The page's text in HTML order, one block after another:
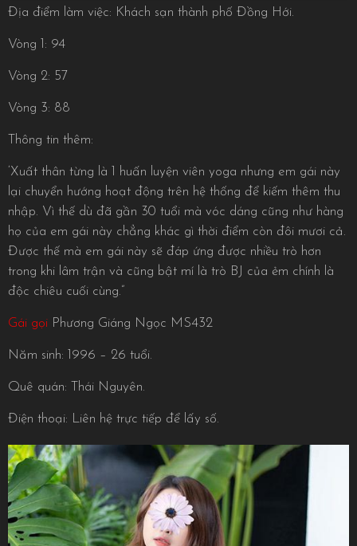
Địa điểm làm việc: Khách sạn thành phố Đồng Hới.
Vòng 1: 94
Vòng 2: 57
Vòng 3: 88
Thông tin thêm:
‘Xuất thân từng là 1 huấn luyện viên yoga nhưng em gái này
lại chuyển hướng hoạt động trên hệ thống để kiếm thêm thu
nhập. Vì thế dù đã gần 30 tuổi mà vóc dáng cũng như hàng
họ của em gái này chẳng khác gì thời điểm còn đôi mươi cả.
Được thế mà em gái này sẽ đáp ứng được nhiều trò hơn
trong khi lâm trận và cũng bật mí là trò BJ của ẻm chính là
độc chiêu cuối cùng.”
Gái gọi Phương Giáng Ngọc MS432
Năm sinh: 1996 – 26 tuổi.
Quê quán: Thái Nguyên.
Điện thoại: Liên hệ trực tiếp để lấy số.